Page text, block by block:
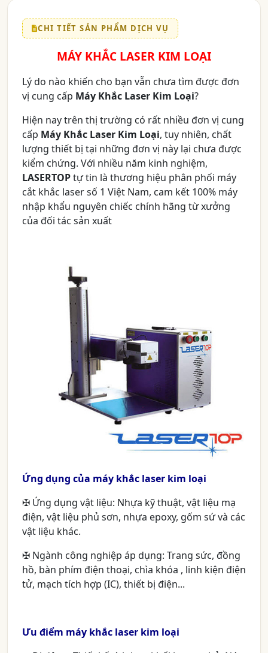
CHI TIẾT SẢN PHẨM DỊCH VỤ
MÁY KHẮC LASER KIM LOẠI
Lý do nào khiến cho bạn vẫn chưa tìm được đơn
vị cung cấp Máy Khắc Laser Kim Loại?
Hiện nay trên thị trường có rất nhiều đơn vị cung
cấp Máy Khắc Laser Kim Loại, tuy nhiên, chất
lượng thiết bị tại những đơn vị này lại chưa được
kiểm chứng. Với nhiều năm kinh nghiệm,
LASERTOPtự tin là thương hiệu phân phối máy
cắt khắc laser số 1 Việt Nam, cam kết 100% máy
nhập khẩu nguyên chiếc chính hãng từ xưởng
của đối tác sản xuất
Ứng dụng của máy khắc laser kim loại
✠ Ứng dụng vật liệu: Nhựa kỹ thuật, vật liệu mạ
điện, vật liệu phủ sơn, nhựa epoxy, gốm sứ và các
vật liệu khác.
✠ Ngành công nghiệp áp dụng: Trang sức, đồng
hồ, bàn phím điện thoại, chìa khóa , linh kiện điện
tử, mạch tích hợp (IC), thiết bị điện...
Ưu điểm máy khắc laser kim loại